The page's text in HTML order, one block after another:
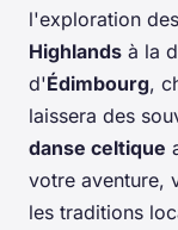
l'exploration
Highlands à la
d'Édimbourg,
laissera des
danse celtique
votre aventure,
les traditions